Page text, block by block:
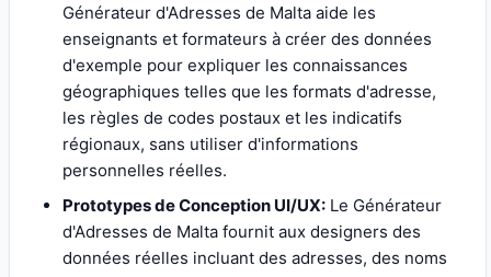
Générateur d'Adresses de Malta aide les
enseignants et formateurs à créer des données
d'exemple pour expliquer les connaissances
géographiques telles que les formats d'adresse,
les règles de codes postaux et les indicatifs
régionaux, sans utiliser d'informations
personnelles réelles.
Prototypes de Conception UI/UX: Le Générateur
d'Adresses de Malta fournit aux designers des
données réelles incluant des adresses, des noms